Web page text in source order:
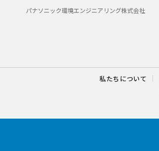
パナソニック環境エンジニアリング株式会社
私たちについて